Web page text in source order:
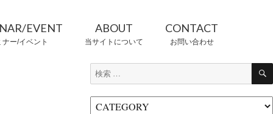
EVENT
ナー/イベント
ABOUT
当サイトについて
CONTRIBUTORS情報提供者
CONTACT
お問い合わせ
検
索: